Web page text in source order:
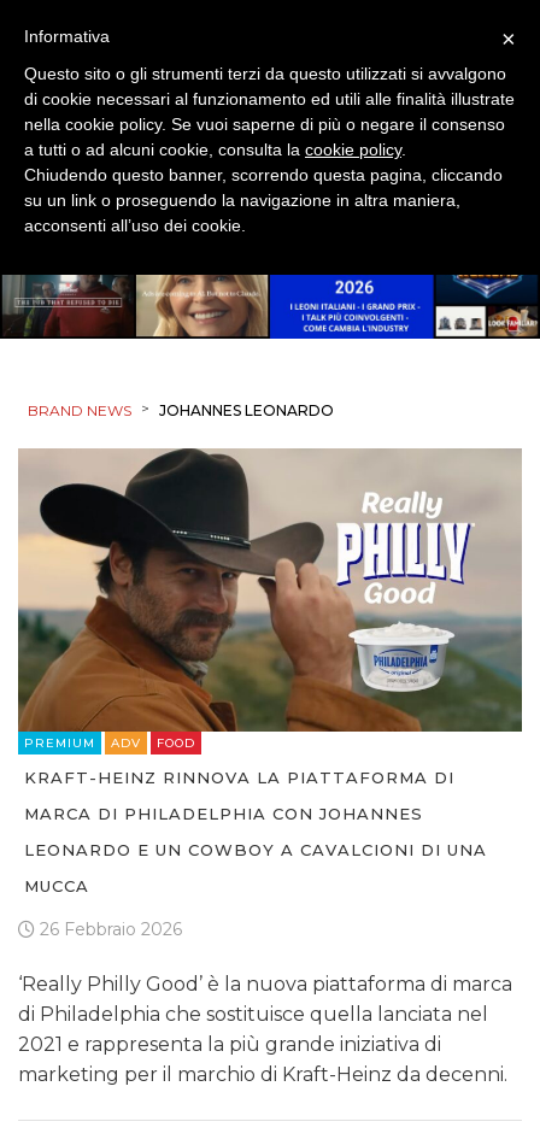
BRAND NEWS > JOHANNES LEONARDO
PREMIUM ADV FOOD
KRAFT-HEINZ RINNOVA LA PIATTAFORMA DI
MARCA DI PHILADELPHIA CON JOHANNES
LEONARDO E UN COWBOY A CAVALCIONI DI UNA
MUCCA
26 Febbraio 2026
‘Really Philly Good’ è la nuova piattaforma di marca
di Philadelphia che sostituisce quella lanciata nel
2021 e rappresenta la più grande iniziativa di
marketing per il marchio di Kraft-Heinz da decenni.
×
Informativa
Questo sito o gli strumenti terzi da questo utilizzati si avvalgono
di cookie necessari al funzionamento ed utili alle finalità illustrate
nella cookie policy. Se vuoi saperne di più o negare il consenso
a tutti o ad alcuni cookie, consulta la cookie policy.
Chiudendo questo banner, scorrendo questa pagina, cliccando
su un link o proseguendo la navigazione in altra maniera,
acconsenti all’uso dei cookie.